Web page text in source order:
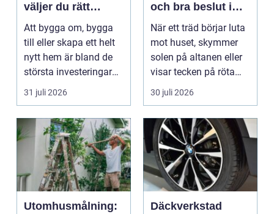
väljer du rätt
partner för ditt
projekt
Att bygga om, bygga
till eller skapa ett helt
nytt hem är bland de
största investeringar
m...
31 juli 2026
och bra beslut i
trädgården
När ett träd börjar luta
mot huset, skymmer
solen på altanen eller
visar tecken på röta
uppstår ofta...
30 juli 2026
Utomhusmålning:
Däckverkstad